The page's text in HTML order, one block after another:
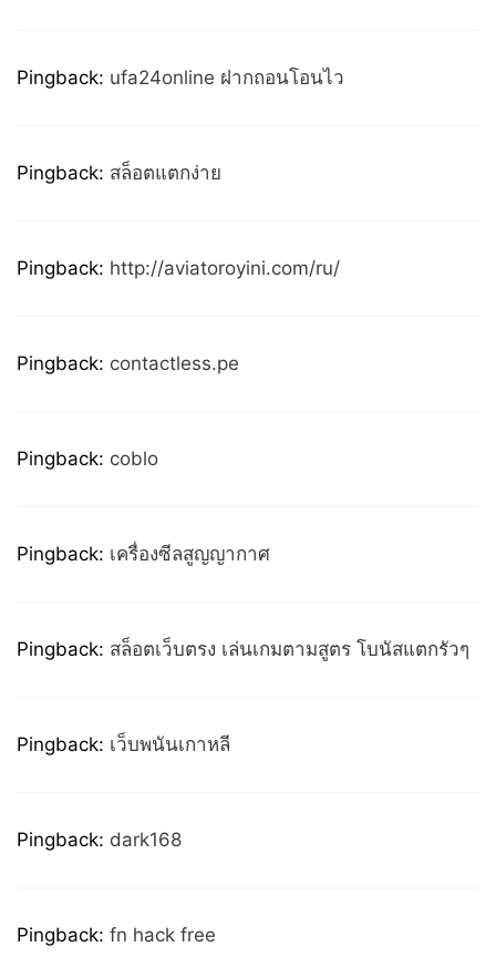
Pingback: ufa24online ฝากถอนโอนไว
Pingback: สล็อตแตกง่าย
Pingback: http://aviatoroyini.com/ru/
Pingback: contactless.pe
Pingback: coblo
Pingback: เครื่องซีลสูญญากาศ
Pingback: สล็อตเว็บตรง เล่นเกมตามสูตร โบนัสแตกรัวๆ
Pingback: เว็บพนันเกาหลี
Pingback: dark168
Pingback: fn hack free